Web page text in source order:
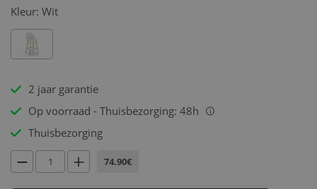
Kleur: Wit
2 jaar garantie
Op voorraad - Thuisbezorging: 48h
i
Thuisbezorging
74.90€